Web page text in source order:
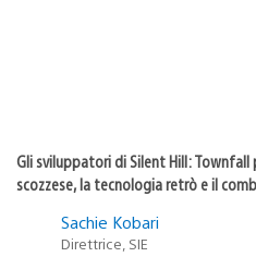
Gli sviluppatori di Silent Hill: Townfall
scozzese, la tecnologia retrò e il
Sachie Kobari
Direttrice, SIE